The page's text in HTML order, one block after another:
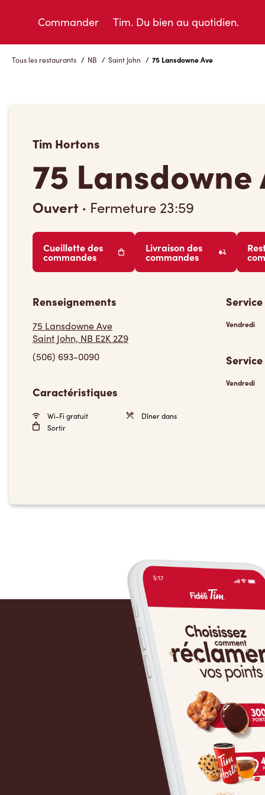
Commander Tim. Du bien au quotidien.
Tous les restaurants / NB / Saint John / 75 Lansdowne Ave
Tim Hortons
75 Lansdowne
Ouvert · Fermeture 23:59
Cueillette des
commandes
Livraison des
commandes
Renseignements
75 Lansdowne Ave
Saint John, NB E2K 2Z9
(506) 693-0090
Caractéristiques
Wi-Fi gratuit
Dîner dans
Sortir
Vendredi
Vendredi